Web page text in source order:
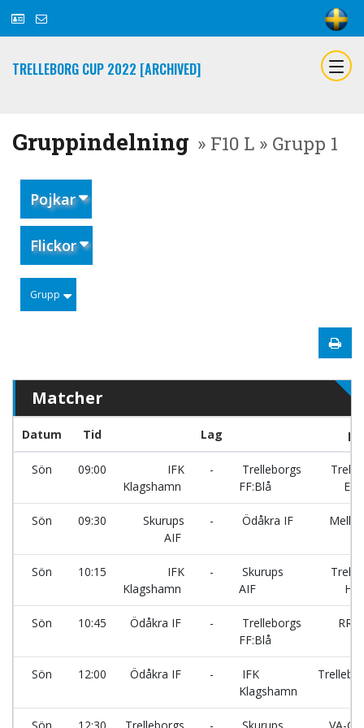
TRELLEBORG CUP 2022 [ARCHIVED]
Gruppindelning » F10 L » Grupp 1
Pojkar
Flickor
Grupp
Matcher
Datum Tid Lag
Sön 09:00
IFK
Klagshamn
-
Trelleborgs
FF:Blå
Sön 09:30
Skurups
AIF
- Ödåkra IF
Sön 10:15
IFK
Klagshamn
-
Skurups
AIF
Sön 10:45 Ödåkra IF -
Trelleborgs
FF:Blå
RRC
Sön 12:00 Ödåkra IF -
IFK
Klagshamn